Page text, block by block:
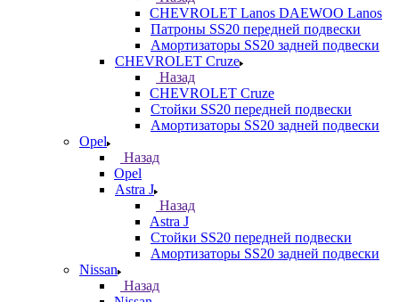
CHEVROLET Lanos DAEWOO Lanos
Патроны SS20 передней подвески
Амортизаторы SS20 задней подвески
CHEVROLET Cruze
Назад
CHEVROLET Cruze
Стойки SS20 передней подвески
Амортизаторы SS20 задней подвески
Opel
Назад
Opel
Astra J
Назад
Astra J
Стойки SS20 передней подвески
Амортизаторы SS20 задней подвески
Nissan
Назад